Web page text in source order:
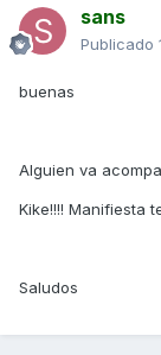
sans
Publicado
buenas
Alguien va
Kike!!!! Manifiesta
Saludos